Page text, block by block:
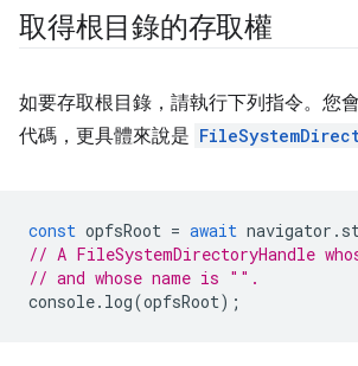
取得根目錄的存取權
如要存取根目錄，請執行下列指令。您
代碼，更具體來說是
const opfsRoot = await navigator .
// A FileSystemDirectoryHandle
// and whose name is "".
console. log(opfsRoot);